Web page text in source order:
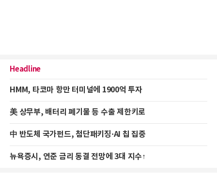
Headline
HMM, 타코마 항만 터미널에 1900억 투자
美 상무부, 배터리 폐기물 등 수출 제한키로
中 반도체 국가펀드, 첨단패키징·AI 칩 집중
뉴욕증시, 연준 금리 동결 전망에 3대 지수↑